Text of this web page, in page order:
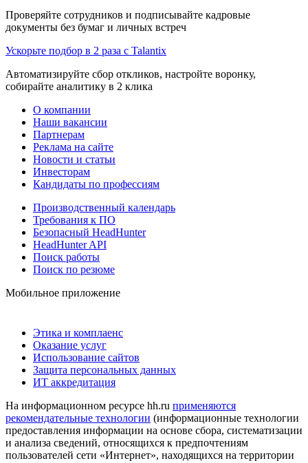
Проверяйте сотрудников и подписывайте кадровые
документы без бумаг и личных встреч
Ускорьте подбор в 2 раза с Talantix
Автоматизируйте сбор откликов, настройте воронку,
собирайте аналитику в 2 клика
О компании
Наши вакансии
Партнерам
Реклама на сайте
Новости и статьи
Инвесторам
Кандидаты по профессиям
Производственный календарь
Требования к ПО
Безопасный HeadHunter
HeadHunter API
Поиск работы
Поиск по резюме
Мобильное приложение
Этика и комплаенс
Оказание услуг
Использование сайтов
Защита персональных данных
ИТ аккредитация
На информационном ресурсе hh.ru применяются
рекомендательные технологии (информационные технологии
предоставления информации на основе сбора, систематизации
и анализа сведений, относящихся к предпочтениям
пользователей сети «Интернет», находящихся на территории